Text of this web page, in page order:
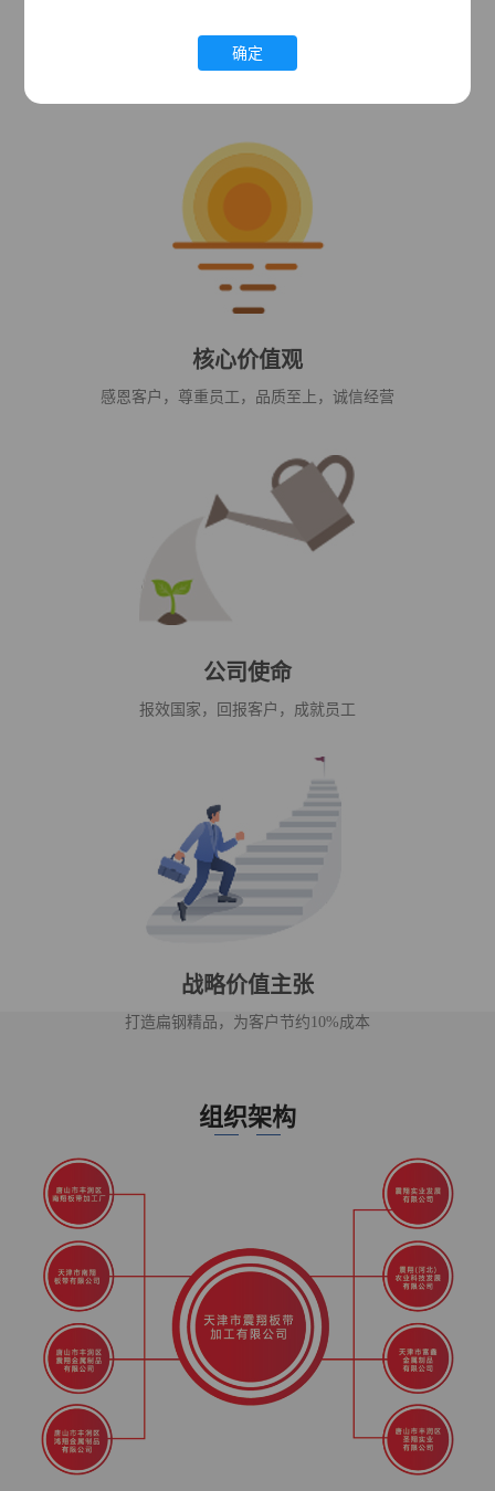
企业愿景
核心价值观
感恩客户，尊重员工，品质至上，诚信经营
公司使命
报效国家，回报客户，成就员工
战略价值主张
打造扁钢精品，为客户节约10%成本
组织架构
确定